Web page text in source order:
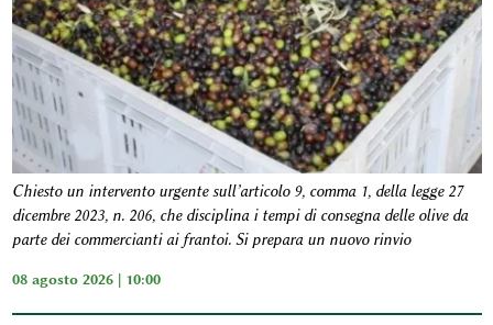
Chiesto un intervento urgente sull’articolo 9, comma 1, della legge 27
dicembre 2023, n. 206, che disciplina i tempi di consegna delle olive da
parte dei commercianti ai frantoi. Si prepara un nuovo rinvio
08 agosto 2026 | 10:00